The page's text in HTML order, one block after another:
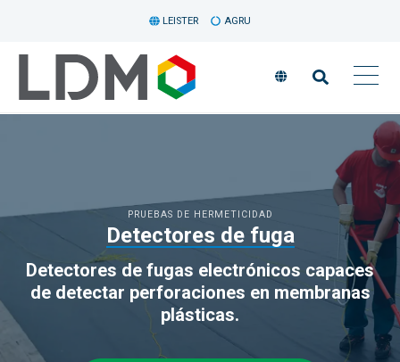
LEISTER AGRU
PRUEBAS DE HERMETICIDAD
Detectores de fuga
Detectores de fugas electrónicos capaces
de detectar perforaciones en membranas
plásticas.